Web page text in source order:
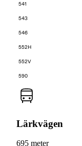
541
543
546
552H
552V
590
Lärkvägen
695 meter